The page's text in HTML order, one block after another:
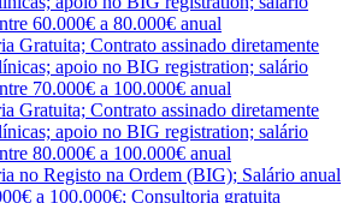
60.000€ a 80.000€ anual
Gratuita; Contrato assinado diretamente
apoio no BIG registration; salário
70.000€ a 100.000€ anual
Gratuita; Contrato assinado diretamente
apoio no BIG registration; salário
80.000€ a 100.000€ anual
no Registo na Ordem (BIG); Salário anual
a 100.000€; Consultoria gratuita